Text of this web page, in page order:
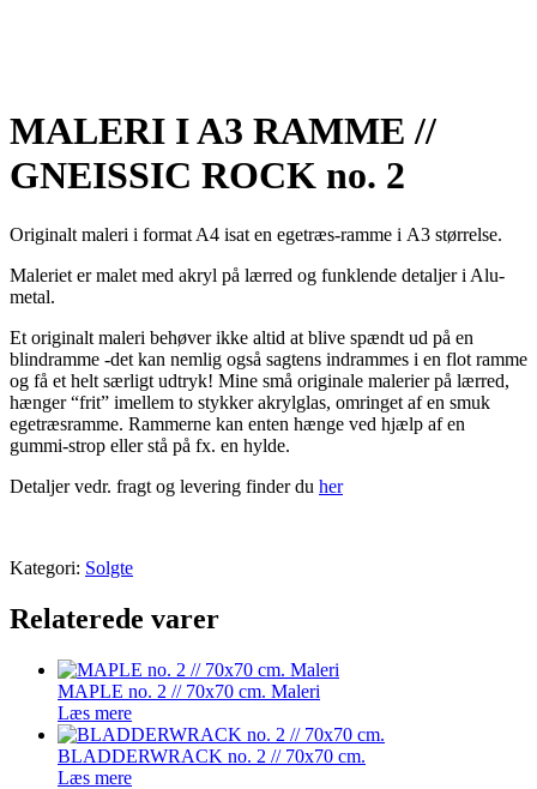
MALERI I A3 RAMME //
GNEISSIC ROCK no. 2
Originalt maleri i format A4 isat en egetræs-ramme i A3 størrelse.
Maleriet er malet med akryl på lærred og funklende detaljer i Alu-
metal.
Et originalt maleri behøver ikke altid at blive spændt ud på en
blindramme -det kan nemlig også sagtens indrammes i en flot ramme
og få et helt særligt udtryk! Mine små originale malerier på lærred,
hænger “frit” imellem to stykker akrylglas, omringet af en smuk
egetræsramme. Rammerne kan enten hænge ved hjælp af en
gummi-strop eller stå på fx. en hylde.
Detaljer vedr. fragt og levering finder du her
Kategori: Solgte
Relaterede varer
MAPLE no. 2 // 70x70 cm. Maleri
Læs mere
BLADDERWRACK no. 2 // 70x70 cm.
Læs mere